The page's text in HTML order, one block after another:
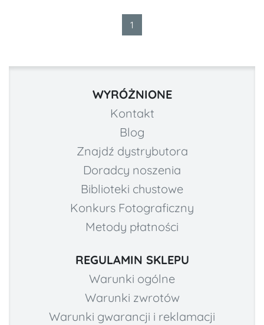
1
WYRÓŻNIONE
Kontakt
Blog
Znajdź dystrybutora
Doradcy noszenia
Biblioteki chustowe
Konkurs Fotograficzny
Metody płatności
REGULAMIN SKLEPU
Warunki ogólne
Warunki zwrotów
Warunki gwarancji i reklamacji